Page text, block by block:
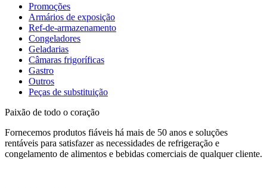
Promoções
Armários de exposição
Ref-de-armazenamento
Congeladores
Geladarias
Câmaras frigoríficas
Gastro
Outros
Peças de substituição
Paixão de todo o coração
Fornecemos produtos fiáveis há mais de 50 anos e soluções
rentáveis para satisfazer as necessidades de refrigeração e
congelamento de alimentos e bebidas comerciais de qualquer cliente.